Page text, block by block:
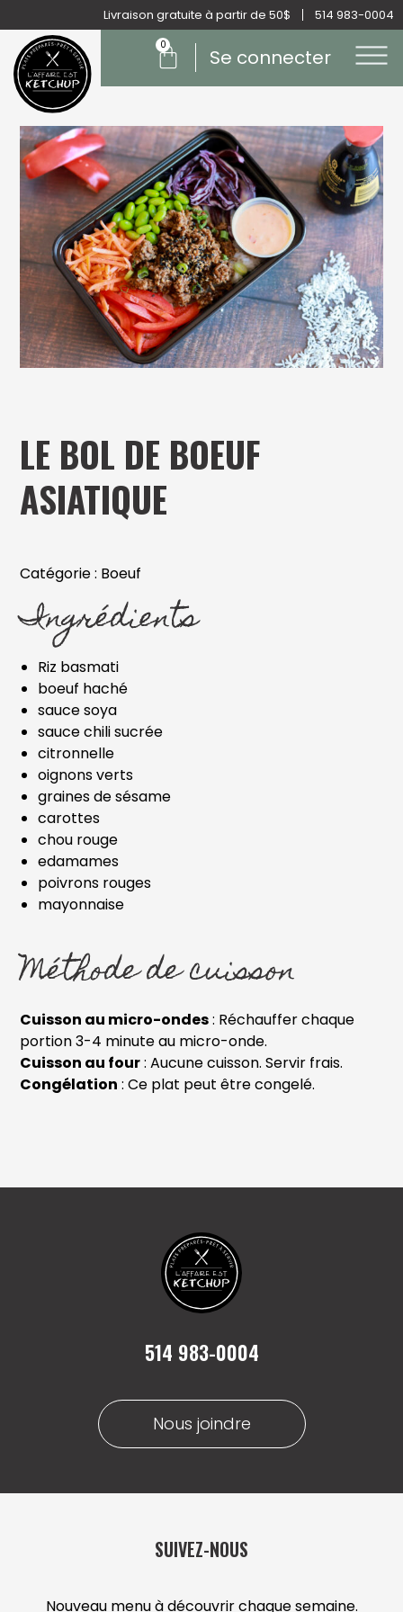
au
contenu
Livraison gratuite à partir de 50$ 514 983-0004
0 Panier
Se connecter
LE BOL DE BOEUF
ASIATIQUE
Catégorie : Boeuf
Ingrédients
Riz basmati
boeuf haché
sauce soya
sauce chili sucrée
citronnelle
oignons verts
graines de sésame
carottes
chou rouge
edamames
poivrons rouges
mayonnaise
Méthode de cuisson
Cuisson au micro-ondes: Réchauffer chaque
portion 3-4 minute au micro-onde.
Cuisson au four: Aucune cuisson. Servir frais.
Congélation : Ce plat peut être congelé.
514 983-0004
Nous joindre
SUIVEZ-NOUS
Nouveau menu à découvrir chaque semaine.